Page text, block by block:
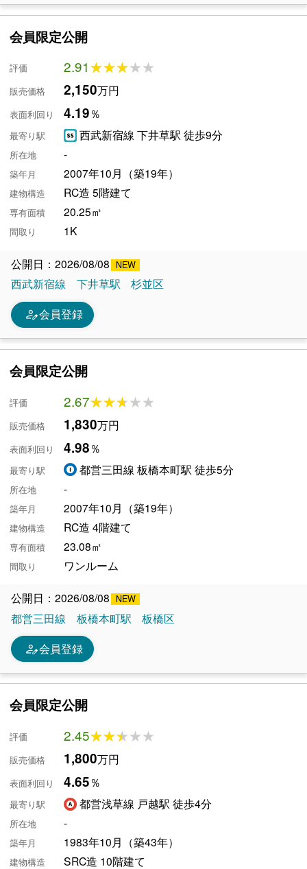
会員限定公開
評価 2.91★★★★★
★★★★★
販売価格 2,150万円
表面利回り 4.19％
最寄り駅 西武新宿線 下井草駅 徒歩9分
所在地 -
築年月 2007年10月（築19年）
建物構造 RC造 5階建て
専有面積 20.25㎡
間取り 1K
公開日：2026/08/08
西武新宿線
下井草駅 杉並区
person_edit会員登録
会員限定公開
評価 2.67★★★★★
★★★★★
販売価格 1,830万円
表面利回り 4.98％
最寄り駅 都営三田線 板橋本町駅 徒歩5分
所在地 -
築年月 2007年10月（築19年）
建物構造 RC造 4階建て
専有面積 23.08㎡
間取り ワンルーム
公開日：2026/08/08
都営三田線
板橋本町駅 板橋区
person_edit会員登録
会員限定公開
評価 2.45★★★★★
★★★★★
販売価格 1,800万円
表面利回り 4.65％
最寄り駅 都営浅草線 戸越駅 徒歩4分
所在地 -
築年月 1983年10月（築43年）
建物構造 SRC造 10階建て